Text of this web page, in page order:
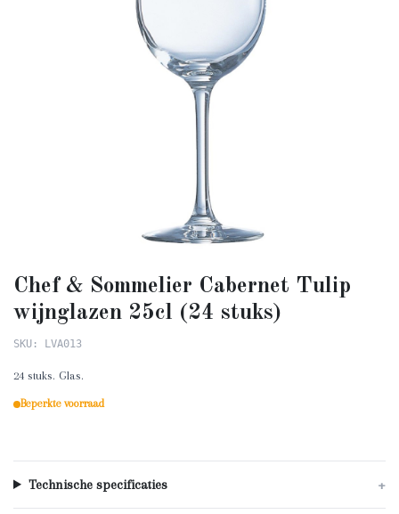
Chef & Sommelier Cabernet Tulip
wijnglazen 25cl (24 stuks)
SKU: LVA013
24 stuks. Glas.
Beperkte voorraad
Technische specificaties +